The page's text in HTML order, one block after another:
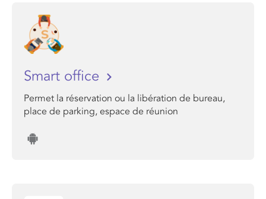
Smart office
Permet la réservation ou la libération de bureau,
place de parking, espace de réunion